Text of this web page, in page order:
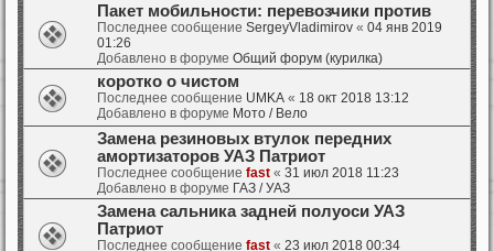
Пакет мобильности: перевозчики против
Последнее сообщение SergeyVladimirov « 04 янв 2019
01:26
Добавлено в форуме Общий форум (курилка)
коротко о чистом
Последнее сообщение UMKA « 18 окт 2018 13:12
Добавлено в форуме Мото / Вело
Замена резиновых втулок передних
амортизаторов УАЗ Патриот
Последнее сообщение fast « 31 июл 2018 11:23
Добавлено в форуме ГАЗ / УАЗ
Замена сальника задней полуоси УАЗ
Патриот
Последнее сообщение fast « 23 июл 2018 00:34